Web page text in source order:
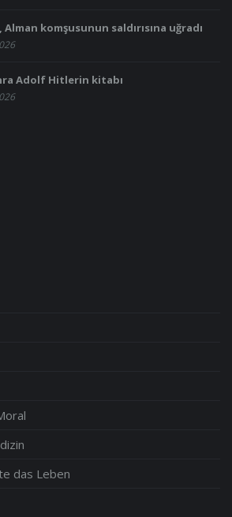
Alman komşusunun saldırısına uğradı
Adolf Hitlerin kitabı
das Leben